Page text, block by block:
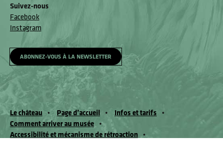
Suivez-nous
Facebook
Instagram
ABONNEZ-VOUS À LA NEWSLETTER
Le château Page d’accueil
Infos et tarifs
Comment arriver au musée
Accessibilité et mécanisme de rétroaction